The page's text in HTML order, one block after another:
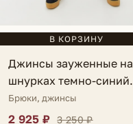
В КОРЗИНУ
Джинсы зауженные на
шнурках темно-синий
Cosmio
Брюки, джинсы
2 925 ₽ 3 250 ₽